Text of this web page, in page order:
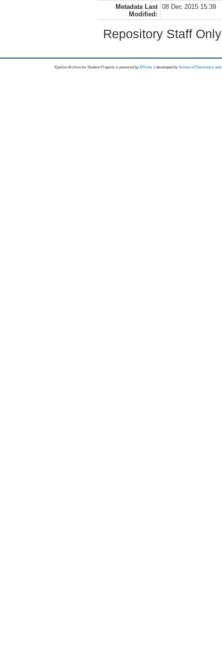
Metadata Last
Modified:
08 Dec 2015 15:39
Repository Staff
Epsilon Archive for Student Projects is powored byEPrints 3 developed by School of Electronics